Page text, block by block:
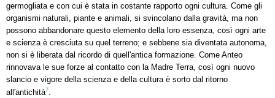
germogliata e con cui è stata in costante rapporto ogni cultura. Come gli
organismi naturali, piante e animali, si svincolano dalla gravità, ma non
possono abbandonare questo elemento della loro essenza, così ogni arte
e scienza è cresciuta su quel terreno; e sebbene sia diventata autonoma,
non si è liberata dal ricordo di quell'antica formazione. Come Anteo
rinnovava le sue forze al contatto con la Madre Terra, così ogni nuovo
slancio e vigore della scienza e della cultura è sorto dal ritorno
all'antichità7.